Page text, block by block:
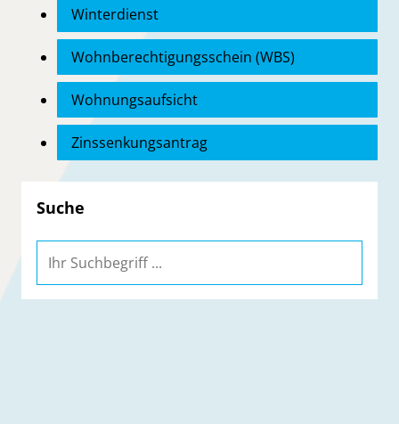
Winterdienst
Wohnberechtigungsschein (WBS)
Wohnungsaufsicht
Zinssenkungsantrag
Suche